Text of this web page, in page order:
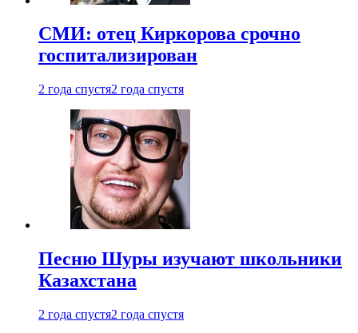
СМИ: отец Киркорова срочно
госпитализирован
2 года спустя2 года спустя
Песню Шуры изучают школьники
Казахстана
2 года спустя2 года спустя